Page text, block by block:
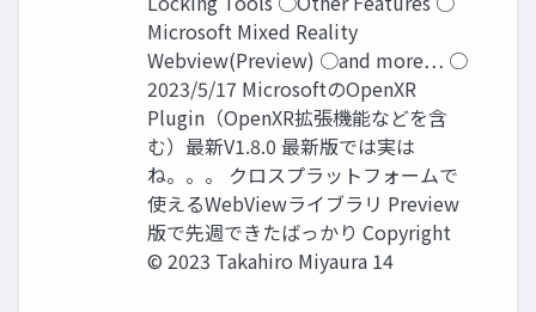
Microsoft Mixed Reality
Webview(Preview) ○and more… ○
2023/5/17 MicrosoftのOpenXR
Plugin（OpenXR拡張機能などを含
む）最新V1.8.0 最新版では実は
ね。。。 クロスプラットフォームで
使えるWebViewライブラリ Preview
版で先週できたばっかり Copyright
© 2023 Takahiro Miyaura 14